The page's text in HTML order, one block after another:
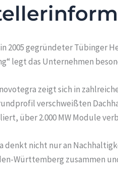
2005 gegründeter Tübinger
legt das Unternehmen
zeigt sich in
verschweißten
über 2.000 MW Module
denkt nicht nur an
Württemberg zusammen